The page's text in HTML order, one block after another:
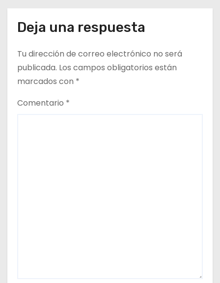
t
r
a
Deja una respuesta
Tu dirección de correo electrónico no será
publicada. Los campos obligatorios están
marcados con *
Comentario *